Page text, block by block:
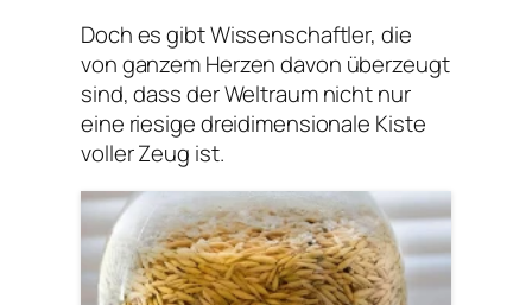
Doch es gibt Wissenschaftler, die
von ganzem Herzen davon überzeugt
sind, dass der Weltraum nicht nur
eine riesige dreidimensionale Kiste
voller Zeug ist.